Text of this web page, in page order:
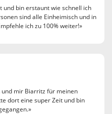
bin erstaunt wie schnell ich
sind alle Einheimisch und in
ich zu 100% weiter!»
mir Biarritz für meinen
dort eine super Zeit und bin